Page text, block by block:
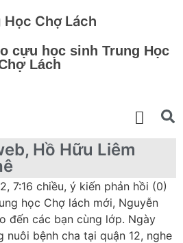
Học Chợ Lách
cựu học sinh Trung Học
Lách
Hồ Hữu Liêm
7:16 chiều, ý kiến phản hồi (0)
học Chợ lách mới, Nguyễn
đến các bạn cùng lớp. Ngày
nuôi bệnh cha tại quận 12, nghe